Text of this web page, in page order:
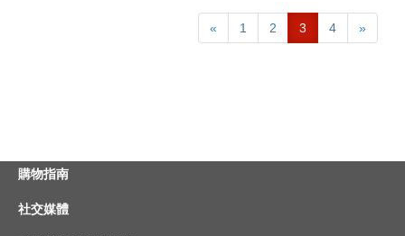
« 1 2 3 4 »
購物指南
社交媒體